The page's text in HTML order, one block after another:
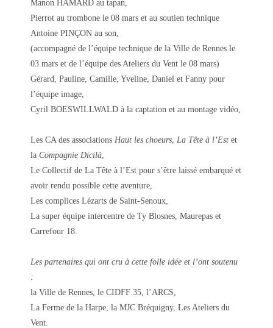
Manon HAMARD au tapan,
Pierrot au trombone le 08 mars et au soutien technique
Antoine PINÇON au son,
(accompagné de l’équipe technique de la Ville de Rennes le
03 mars et de l’équipe des Ateliers du Vent le 08 mars)
Gérard, Pauline, Camille, Yveline, Daniel et Fanny pour
l’équipe image,
Cyril BOESWILLWALD à la captation et au montage vidéo,
Les CA des associations Haut les choeurs, La Tête à l’Est et
la Compagnie Dicilà,
Le Collectif de La Tête à l’Est pour s’être laissé embarqué et
avoir rendu possible cette aventure,
Les complices Lézarts de Saint-Senoux,
La super équipe intercentre de Ty Blosnes, Maurepas et
Carrefour 18.
Les partenaires qui ont cru à cette folle idée et l’ont soutenu
:
la Ville de Rennes, le CIDFF 35, l’ARCS,
La Ferme de la Harpe, la MJC Bréquigny, Les Ateliers du
Vent.